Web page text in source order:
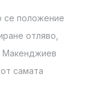
се положение
отляво,
Макенджиев
самата